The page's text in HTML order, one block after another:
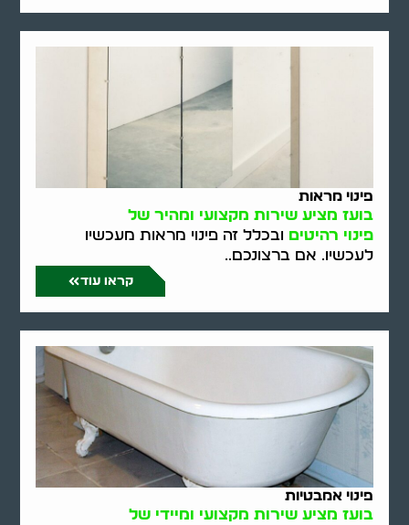
פינוי מראות
בועז מציע שירות מקצועי ומהיר של
פינוי רהיטים ובכלל זה פינוי מראות מעכשיו
לעכשיו. אם ברצונכם..
קראו עוד
פינוי אמבטיות
בועז מציע שירות מקצועי ומיידי של